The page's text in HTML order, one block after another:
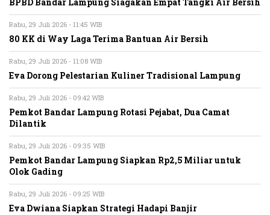
BPBD Bandar Lampung Siagakan Empat Tangki Air Bersih
Rabu, 29 Juli 2026 - 11:45 WIB
80 KK di Way Laga Terima Bantuan Air Bersih
Rabu, 29 Juli 2026 - 11:08 WIB
Eva Dorong Pelestarian Kuliner Tradisional Lampung
Rabu, 29 Juli 2026 - 09:42 WIB
Pemkot Bandar Lampung Rotasi Pejabat, Dua Camat
Dilantik
Rabu, 29 Juli 2026 - 09:35 WIB
Pemkot Bandar Lampung Siapkan Rp2,5 Miliar untuk
Olok Gading
Rabu, 29 Juli 2026 - 09:25 WIB
Eva Dwiana Siapkan Strategi Hadapi Banjir